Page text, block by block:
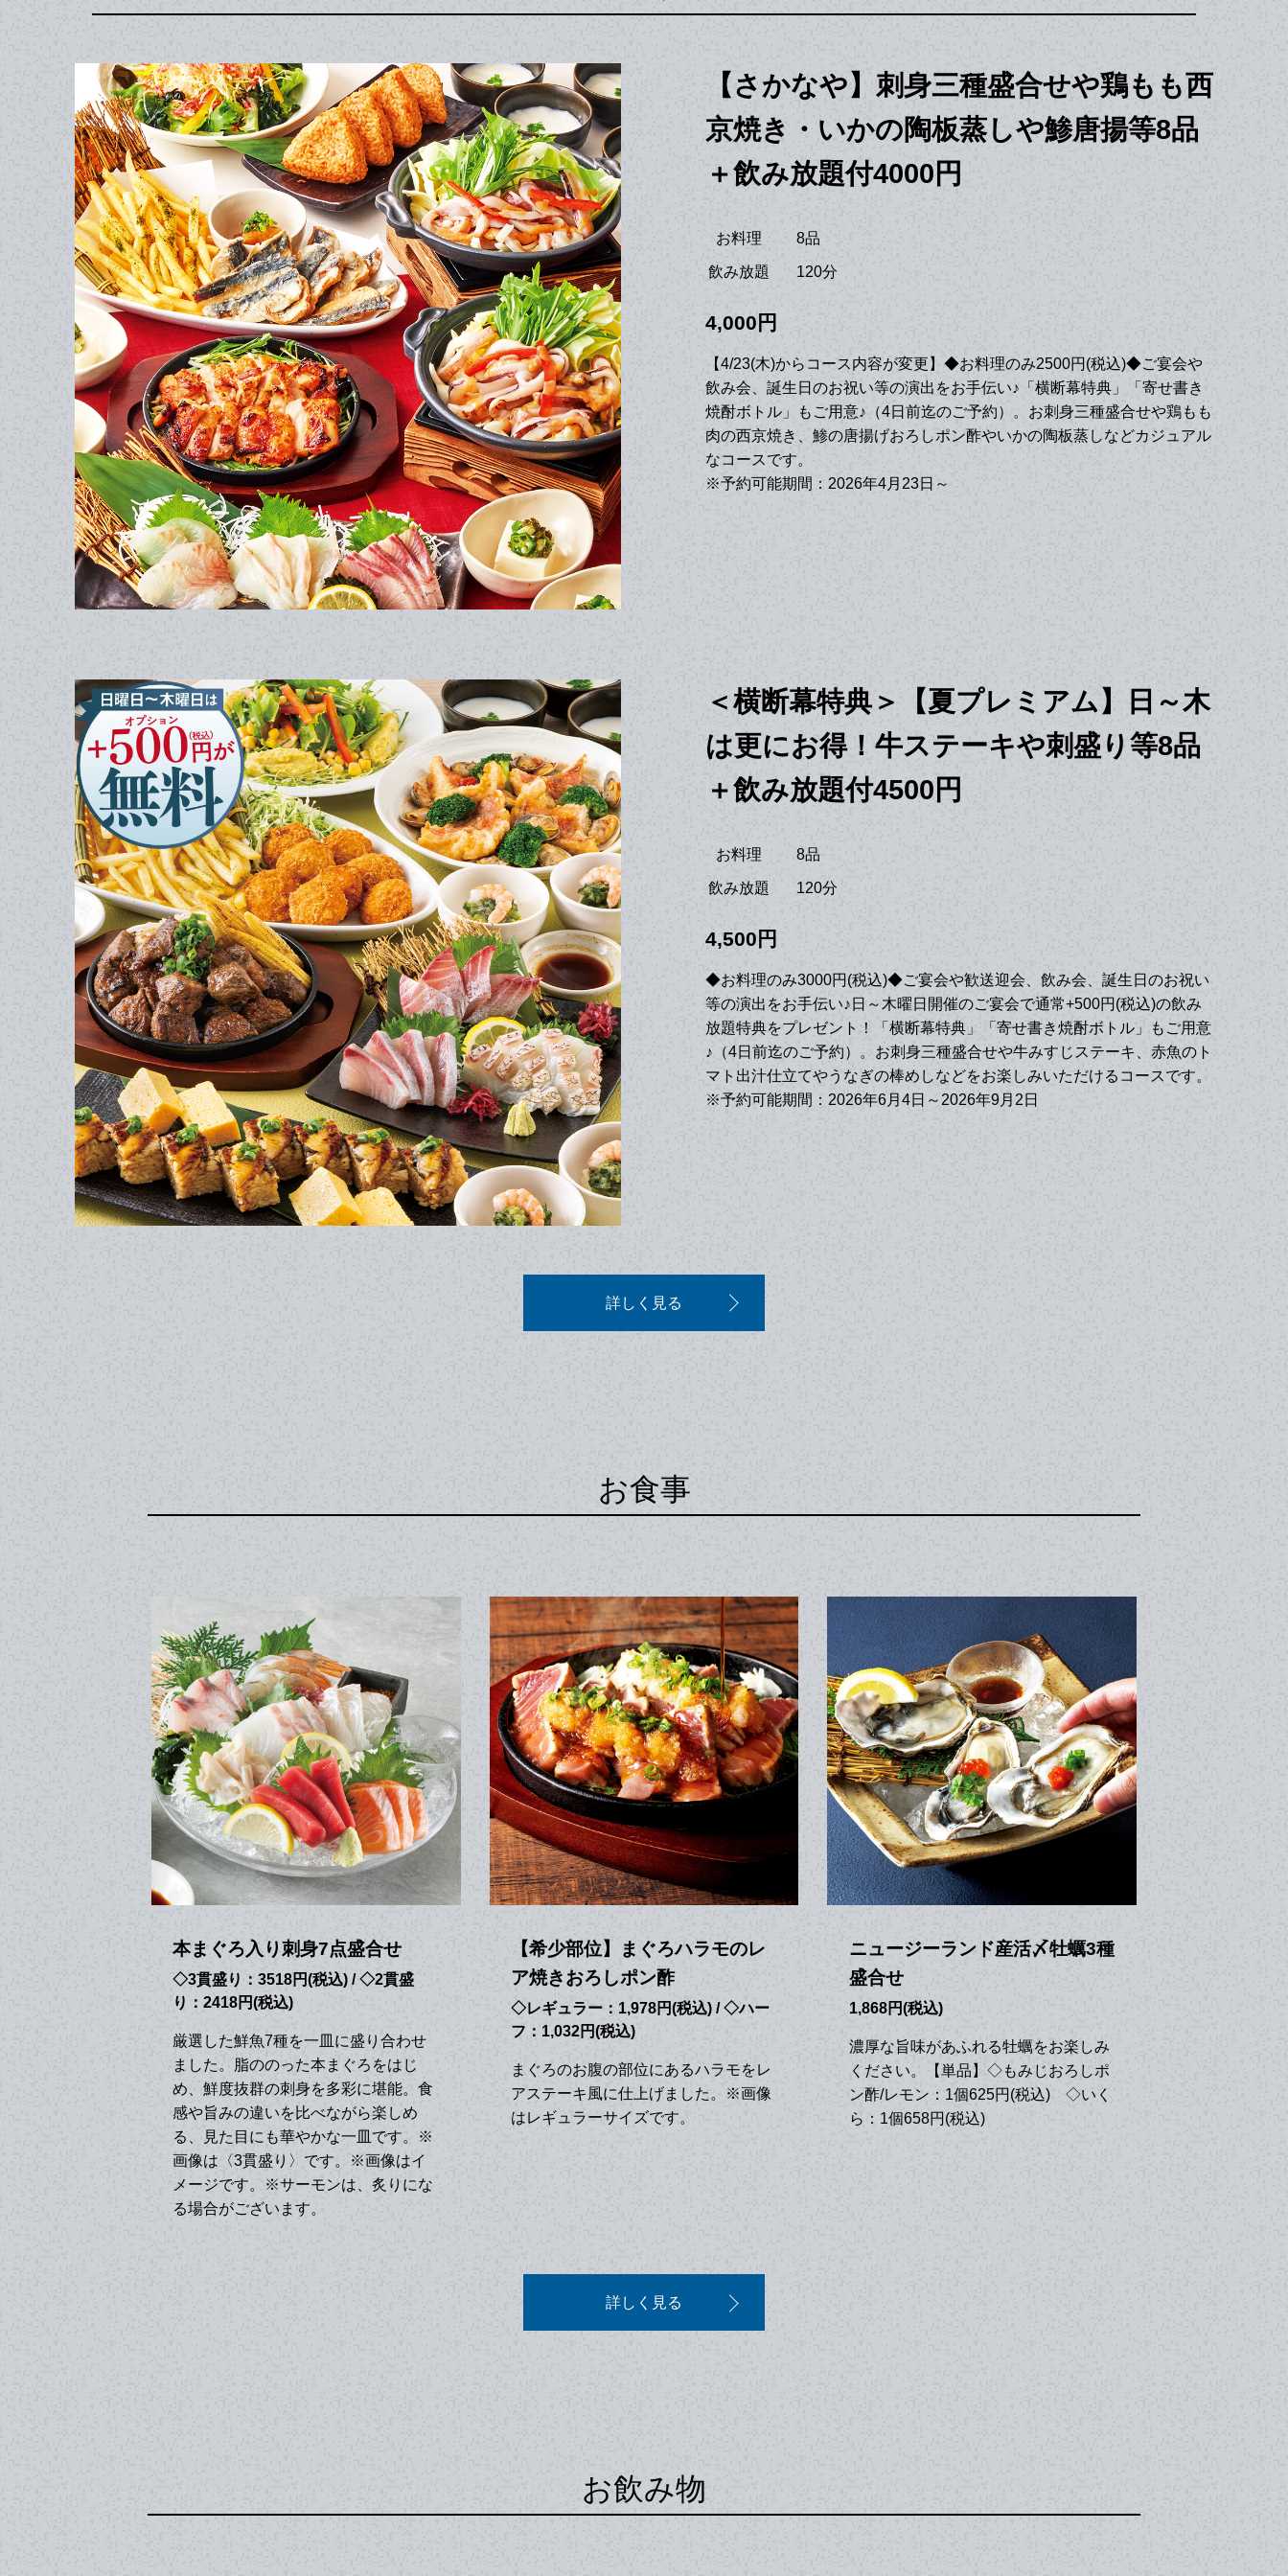
【さかなや】刺身三種盛合せや鶏もも西
京焼き・いかの陶板蒸しや鯵唐揚等8品
＋飲み放題付4000円
お料理 8品
飲み放題 120分
4,000円
【4/23(木)からコース内容が変更】◆お料理のみ2500円(税込)◆ご宴会や
飲み会、誕生日のお祝い等の演出をお手伝い♪「横断幕特典」「寄せ書き
焼酎ボトル」もご用意♪（4日前迄のご予約）。お刺身三種盛合せや鶏もも
肉の西京焼き、鯵の唐揚げおろしポン酢やいかの陶板蒸しなどカジュアル
なコースです。
※予約可能期間：2026年4月23日～
＜横断幕特典＞【夏プレミアム】日～木
は更にお得！牛ステーキや刺盛り等8品
＋飲み放題付4500円
お料理 8品
飲み放題 120分
4,500円
◆お料理のみ3000円(税込)◆ご宴会や歓送迎会、飲み会、誕生日のお祝い
等の演出をお手伝い♪日～木曜日開催のご宴会で通常+500円(税込)の飲み
放題特典をプレゼント！「横断幕特典」「寄せ書き焼酎ボトル」もご用意
♪（4日前迄のご予約）。お刺身三種盛合せや牛みすじステーキ、赤魚のト
マト出汁仕立てやうなぎの棒めしなどをお楽しみいただけるコースです。
※予約可能期間：2026年6月4日～2026年9月2日
詳しく見る
お食事
本まぐろ入り刺身7点盛合せ
◇3貫盛り：3518円(税込) / ◇2貫盛
り：2418円(税込)
厳選した鮮魚7種を一皿に盛り合わせ
ました。脂ののった本まぐろをはじ
め、鮮度抜群の刺身を多彩に堪能。食
感や旨みの違いを比べながら楽しめ
る、見た目にも華やかな一皿です。※
画像は〈3貫盛り〉です。※画像はイ
メージです。※サーモンは、炙りにな
る場合がございます。
【希少部位】まぐろハラモのレ
ア焼きおろしポン酢
◇レギュラー：1,978円(税込) / ◇ハー
フ：1,032円(税込)
まぐろのお腹の部位にあるハラモをレ
アステーキ風に仕上げました。※画像
はレギュラーサイズです。
ニュージーランド産活〆牡蠣3種
盛合せ
1,868円(税込)
濃厚な旨味があふれる牡蠣をお楽しみ
ください。【単品】◇もみじおろしポ
ン酢/レモン：1個625円(税込) ◇いく
ら：1個658円(税込)
詳しく見る
お飲み物